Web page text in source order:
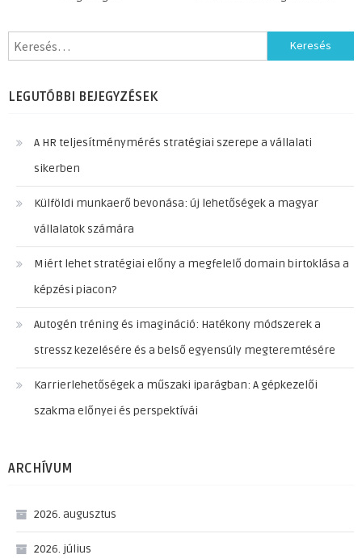
Keresés:
LEGUTÓBBI BEJEGYZÉSEK
A HR teljesítménymérés stratégiai szerepe a vállalati
sikerben
Külföldi munkaerő bevonása: új lehetőségek a magyar
vállalatok számára
Miért lehet stratégiai előny a megfelelő domain birtoklása a
képzési piacon?
Autogén tréning és imagináció: Hatékony módszerek a
stressz kezelésére és a belső egyensúly megteremtésére
Karrierlehetőségek a műszaki iparágban: A gépkezelői
szakma előnyei és perspektívái
ARCHÍVUM
2026. augusztus
2026. július